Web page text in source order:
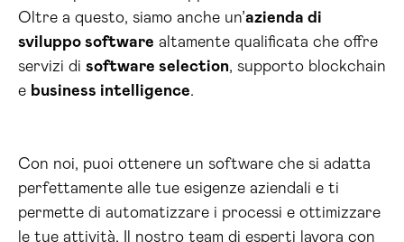
Oltre a questo, siamo anche un’azienda di
sviluppo software altamente qualificata che offre
servizi di software selection, supporto blockchain
e business intelligence.
Con noi, puoi ottenere un software che si adatta
perfettamente alle tue esigenze aziendali e ti
permette di automatizzare i processi e ottimizzare
le tue attività. Il nostro team di esperti lavora con